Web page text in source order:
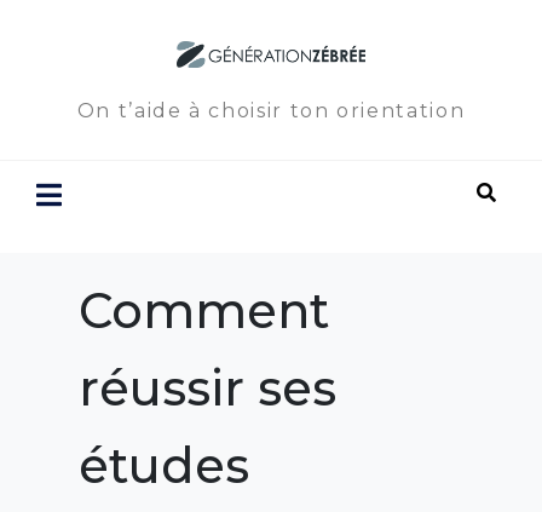
On t’aide à choisir ton orientation
Comment
réussir ses
études